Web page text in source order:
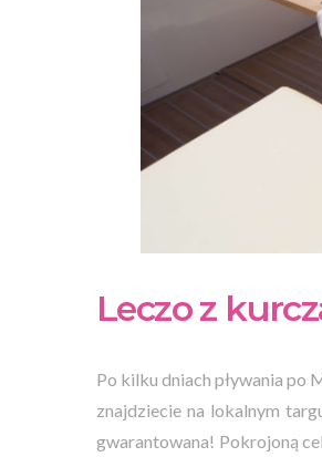
Leczo z
Po kilku dniach pływania po
znajdziecie na lokalnym
gwarantowana! Pokrojoną